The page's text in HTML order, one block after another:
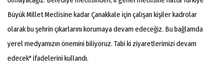
Büyük Millet Meclisine kadar Çanakkale için çalışan kişiler kadrolar
olarak bu şehrin çıkarlarını korumaya devam edeceğiz. Bu bağlamda
yerel medyamızın önemini biliyoruz. Tabi ki ziyaretlerimizi devam
edecek" ifadelerini kullandı.